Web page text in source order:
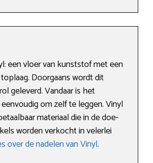
een vloer van kunststof met een
Doorgaans wordt dit
geleverd. Vandaar is het
om zelf te leggen. Vinyl
materiaal die in de doe-
worden verkocht in velerlei
over de nadelen van Vinyl.